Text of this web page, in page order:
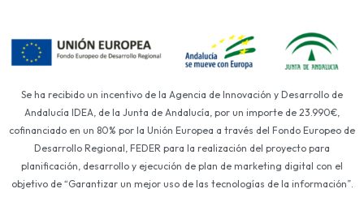
Se ha recibido un incentivo de la Agencia de Innovación y Desarrollo de
Andalucía IDEA, de la Junta de Andalucía, por un importe de 23.990€,
cofinanciado en un 80% por la Unión Europea a través del Fondo Europeo de
Desarrollo Regional, FEDER para la realización del proyecto para
planificación, desarrollo y ejecución de plan de marketing digital con el
objetivo de “Garantizar un mejor uso de las tecnologías de la información”.